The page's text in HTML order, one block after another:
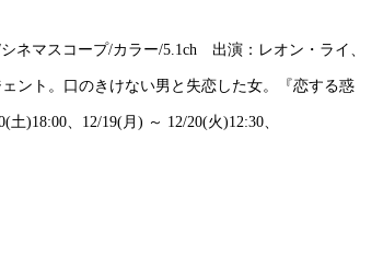
ネマスコープ/カラー/5.1ch 出演：レオン・ライ、
ント。口のきけない男と失恋した女。『恋する惑
)18:00、12/19(月) ～ 12/20(火)12:30、